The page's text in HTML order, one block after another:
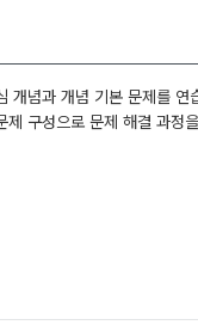
개념과 개념 기본 문제를 연
구성으로 문제 해결 과정